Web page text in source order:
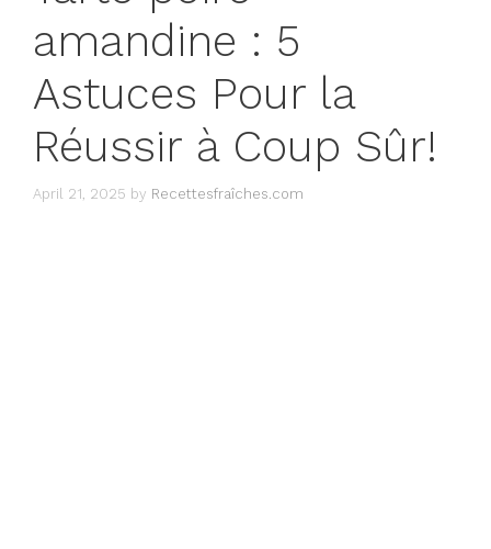
amandine : 5
Astuces Pour la
Réussir à Coup Sûr!
April 21, 2025 by Recettesfraîches.com